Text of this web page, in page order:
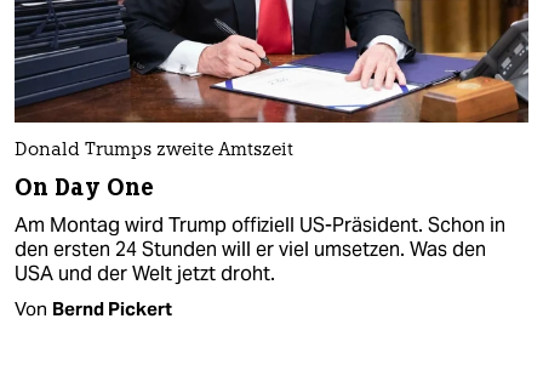
Donald Trumps zweite Amtszeit
On Day One
Am Montag wird Trump offiziell US-Präsident. Schon in
den ersten 24 Stunden will er viel umsetzen. Was den
USA und der Welt jetzt droht.
Von Bernd Pickert